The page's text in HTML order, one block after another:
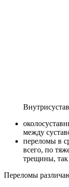
между
переломы в
всего, по
трещины,
Переломы